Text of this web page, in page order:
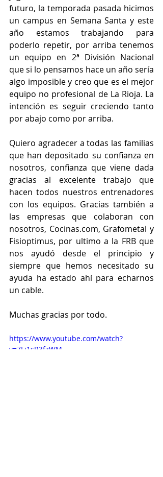
futuro, la temporada pasada hicimos
un campus en Semana Santa y este
año estamos trabajando para
poderlo repetir, por arriba tenemos
un equipo en 2ª División Nacional
que si lo pensamos hace un año sería
algo imposible y creo que es el mejor
equipo no profesional de La Rioja. La
intención es seguir creciendo tanto
por abajo como por arriba.
Quiero agradecer a todas las familias
que han depositado su confianza en
nosotros, confianza que viene dada
gracias al excelente trabajo que
hacen todos nuestros entrenadores
con los equipos. Gracias también a
las empresas que colaboran con
nosotros, Cocinas.com, Grafometal y
Fisioptimus, por ultimo a la FRB que
nos ayudó desde el principio y
siempre que hemos necesitado su
ayuda ha estado ahí para echarnos
un cable.
Muchas gracias por todo.
https://www.youtube.com/watch?
v=7Li1sR3fzWM